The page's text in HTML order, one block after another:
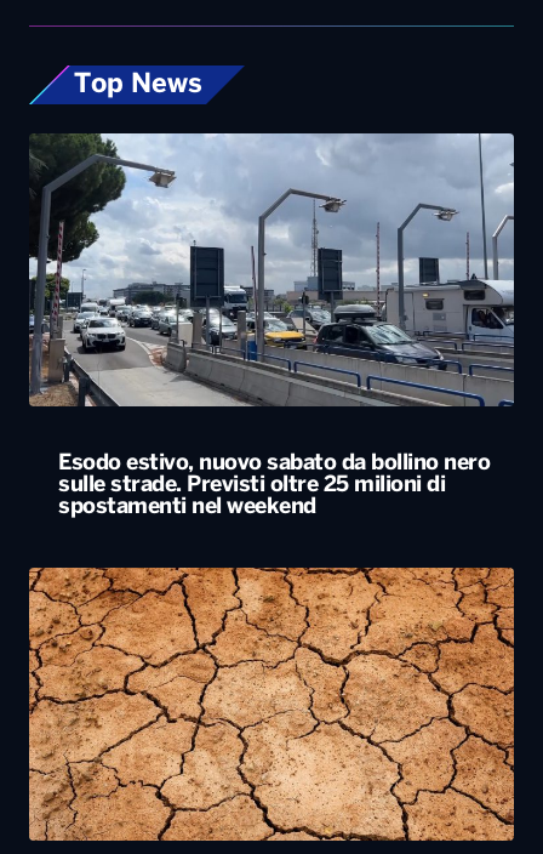
Top News
Esodo estivo, nuovo sabato da bollino nero
sulle strade. Previsti oltre 25 milioni di
spostamenti nel weekend